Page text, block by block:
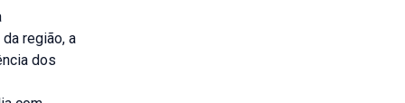
região, a
dos